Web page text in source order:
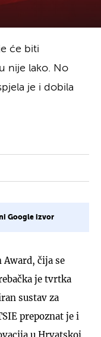
će biti
nije lako. No
je i dobila
Google izvor
Award, čija se
je tvrtka
sustav za
prepoznat je i
u Hrvatskoj